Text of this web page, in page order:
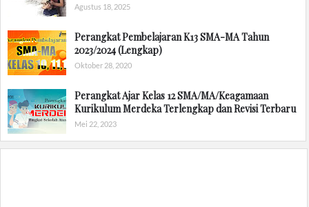
Agustus 18, 2025
Perangkat Pembelajaran K13 SMA-MA Tahun
2023/2024 (Lengkap)
Oktober 28, 2020
Perangkat Ajar Kelas 12 SMA/MA/Keagamaan
Kurikulum Merdeka Terlengkap dan Revisi Terbaru
Mei 22, 2023